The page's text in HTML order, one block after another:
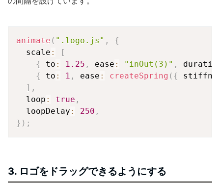
animate ( ".logo.js" ,
{
  scale
:
[
{
to : 1.25 , ease : "inOut(3)" ,
{
to : 1 , ease : createSpring ( {
] ,
  loop
: true ,
  loopDelay
: 250 ,
} ) ;
3. ロゴをドラッグできるようにする